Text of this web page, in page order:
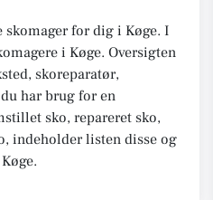
for dig i Køge. I
i Køge. Oversigten
skoreparatør,
har brug for en
sko, repareret sko,
indeholder listen disse og